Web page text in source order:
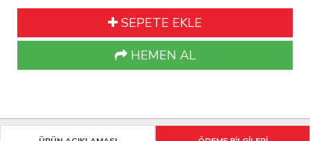
SEPETE EKLE
HEMEN AL